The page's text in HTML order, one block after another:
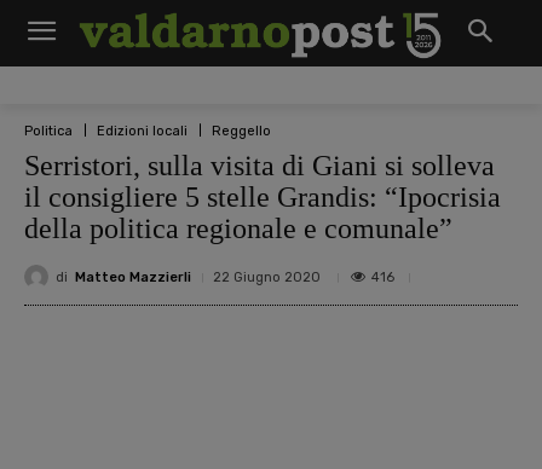
Politica Edizioni locali Reggello
Serristori, sulla visita di Giani si solleva
il consigliere 5 stelle Grandis: “Ipocrisia
della politica regionale e comunale”
di Matteo Mazzierli 22 Giugno 2020 416